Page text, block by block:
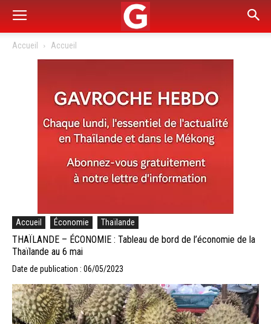
Accueil Accueil
Accueil Économie Thaïlande
THAÏLANDE – ÉCONOMIE : Tableau de bord de l’économie de la
Thaïlande au 6 mai
Date de publication : 06/05/2023